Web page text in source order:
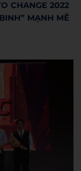
CHANGE 2022
MẠNH MẼ